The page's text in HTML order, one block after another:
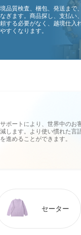
品質検査、梱包、発送まで
ぎます。商品探し、支払い
する必要がなく、越境仕入
すくなります。
ポートにより、世界中のお
します。より使い慣れた言
進めることができます。
セーター